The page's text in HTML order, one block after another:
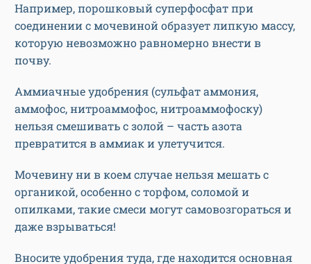
Например, порошковый суперфосфат при
соединении с мочевиной образует липкую массу,
которую невозможно равномерно внести в
почву.
Аммиачные удобрения (сульфат аммония,
аммофос, нитроаммофос, нитроаммофоску)
нельзя смешивать с золой – часть азота
превратится в аммиак и улетучится.
Мочевину ни в коем случае нельзя мешать с
органикой, особенно с торфом, соломой и
опилками, такие смеси могут самовозгораться и
даже взрываться!
Вносите удобрения туда, где находится основная